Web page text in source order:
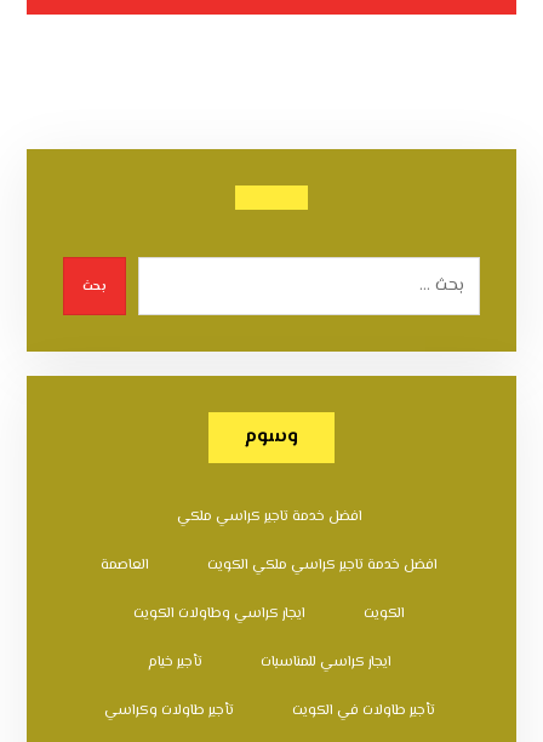
بحث
وسوم
افضل خدمة تاجير كراسي ملكي
افضل خدمة تاجير كراسي ملكي الكويت العاصمة
الكويت ايجار كراسي وطاولات الكويت
ايجار كراسي للمناسبات تأجير خيام
تأجير طاولات في الكويت تأجير طاولات وكراسي